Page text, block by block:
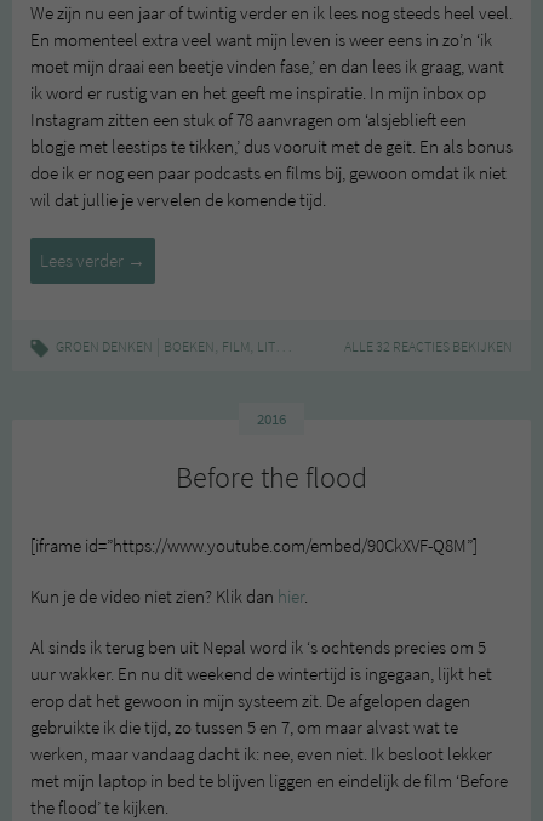
We zijn nu een jaar of twintig verder en ik lees nog steeds heel veel.
En momenteel extra veel want mijn leven is weer eens in zo’n ‘ik
moet mijn draai een beetje vinden fase,’ en dan lees ik graag, want
ik word er rustig van en het geeft me inspiratie. In mijn inbox op
Instagram zitten een stuk of 78 aanvragen om ‘alsjeblieft een
blogje met leestips te tikken,’ dus vooruit met de geit. En als bonus
doe ik er nog een paar podcasts en films bij, gewoon omdat ik niet
wil dat jullie je vervelen de komende tijd.
Lees verder Boeken,
films
podcasts
→
GROEN DENKEN BOEKEN, FILM, LITERATUUR PODCAST
ALLE 32 REACTIES BEKIJKEN
2016
Before the flood
[iframe id=”https://www.youtube.com/embed/90CkXVF-Q8M”]
Kun je de video niet zien? Klik dan hier.
Al sinds ik terug ben uit Nepal word ik ‘s ochtends precies om 5
uur wakker. En nu dit weekend de wintertijd is ingegaan, lijkt het
erop dat het gewoon in mijn systeem zit. De afgelopen dagen
gebruikte ik die tijd, zo tussen 5 en 7, om maar alvast wat te
werken, maar vandaag dacht ik: nee, even niet. Ik besloot lekker
met mijn laptop in bed te blijven liggen en eindelijk de film ‘Before
the flood’ te kijken.